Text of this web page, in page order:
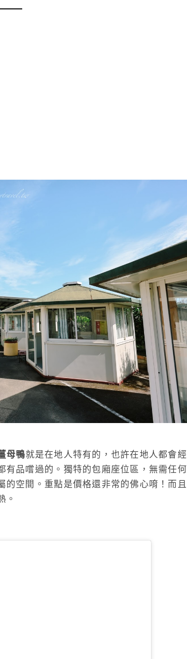
母鴨就是在地人特有的，也許在地人都會經
品嚐過的。獨特的包廂座位區，無需任何
空間。重點是價格還非常的佛心唷！而且
。